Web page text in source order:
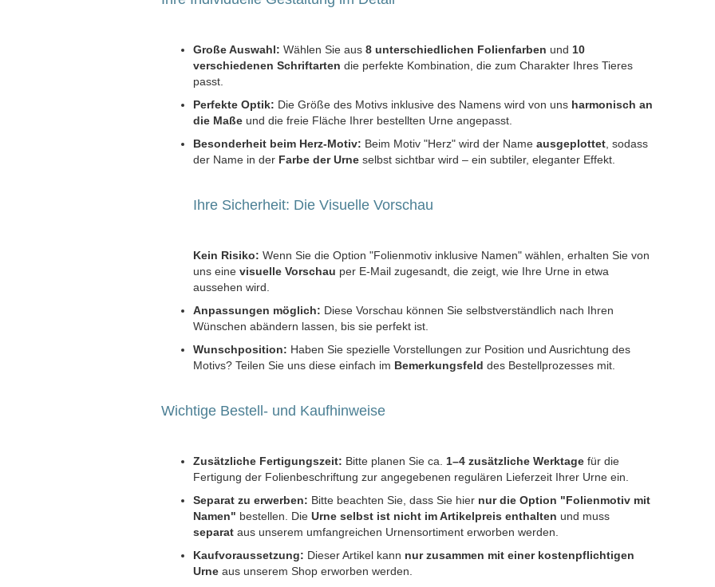
Große Auswahl: Wählen Sie aus 8 unterschiedlichen Folienfarben und 10
verschiedenen Schriftarten die perfekte Kombination, die zum Charakter Ihres Tieres
passt.
Perfekte Optik: Die Größe des Motivs inklusive des Namens wird von uns harmonisch an
die Maße und die freie Fläche Ihrer bestellten Urne angepasst.
Besonderheit beim Herz-Motiv: Beim Motiv "Herz" wird der Name ausgeplottet , sodass
der Name in der Farbe der Urne selbst sichtbar wird – ein subtiler, eleganter Effekt.
Ihre Sicherheit: Die Visuelle Vorschau
Kein Risiko: Wenn Sie die Option "Folienmotiv inklusive Namen" wählen, erhalten Sie von
uns eine visuelle Vorschau per E-Mail zugesandt, die zeigt, wie Ihre Urne in etwa
aussehen wird.
Anpassungen möglich: Diese Vorschau können Sie selbstverständlich nach Ihren
Wünschen abändern lassen, bis sie perfekt ist.
Wunschposition: Haben Sie spezielle Vorstellungen zur Position und Ausrichtung des
Motivs? Teilen Sie uns diese einfach im Bemerkungsfeld des Bestellprozesses mit.
Wichtige Bestell- und Kaufhinweise
Zusätzliche Fertigungszeit: Bitte planen Sie ca. 1–4 zusätzliche Werktage für die
Fertigung der Folienbeschriftung zur angegebenen regulären Lieferzeit Ihrer Urne ein.
Separat zu erwerben: Bitte beachten Sie, dass Sie hier nur die Option "Folienmotiv mit
Namen" bestellen. Die Urne selbst ist nicht im Artikelpreis enthalten und muss
separat aus unserem umfangreichen Urnensortiment erworben werden.
Kaufvoraussetzung: Dieser Artikel kann nur zusammen mit einer kostenpflichtigen
Urne aus unserem Shop erworben werden.